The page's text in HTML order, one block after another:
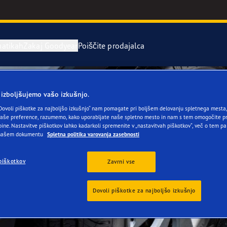
in menjava pnevmatik
pnevmatike
pnevmatikah
RACING UltraGrip
Poiščite prodajalca
vašo izkušnjo.
piškotke za najboljšo izkušnjo“ nam pomagate pri boljšem delovanju spletnega
preference, razumemo, kako uporabljate naše spletno mesto in nam s tem omogočite
Nastavitve piškotkov lahko kadarkoli spremenite v „nastavitvah piškotkov“, več o tem
dokumentu Spletna politika varovanja zasebnosti
Zavrni vse
Dovoli piškotke za najboljšo izkušnjo